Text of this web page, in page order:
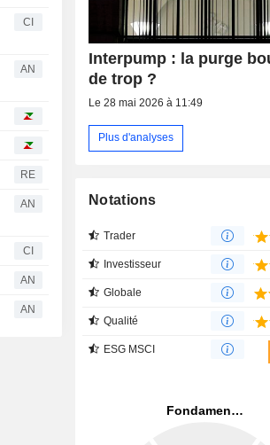
CI
AN
RE
AN
CI
AN
AN
Interpump : la purge
de trop ?
Le 28 mai 2026 à 11:49
Plus d'analyses
Notations
Trader
Investisseur
Globale
Qualité
ESG MSCI